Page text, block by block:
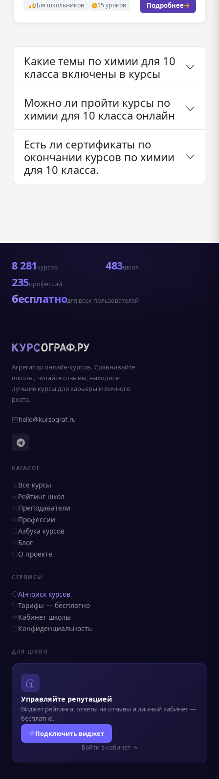
Для школьников 15 уроков Подробнее
Какие темы по химии для 10
класса включены в курсы
Можно ли пройти курсы по
химии для 10 класса онлайн
Есть ли сертификаты по
окончании курсов по химии
для 10 класса.
8 281 курсов 483школ
235профессий
бесплатнодля всех пользователей
Агрегатор онлайн-курсов. Сравнивайте
школы, читайте отзывы, находите
лучшие курсы для карьеры и личного
роста.
hello@kursograf.ru
КАТАЛОГ
Все курсы
Рейтинг школ
Преподаватели
Профессии
Азбука курсов
Блог
О проекте
СЕРВИСЫ
AI-поиск курсов
Тарифы — бесплатно
Кабинет школы
Конфиденциальность
ДЛЯ ШКОЛ
Управляйте репутацией
Виджет рейтинга, ответы на отзывы и личный кабинет —
бесплатно.
Подключить виджет
Войти в кабинет →